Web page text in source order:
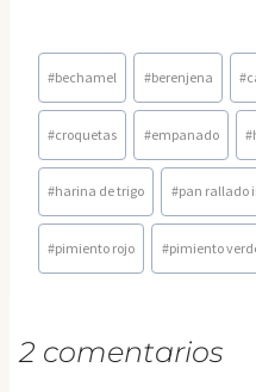
Etiquetas
de
la
entrada:
#bechamel #berenjena #
#croquetas #empanado #
#harina de trigo #pan rallado
#pimiento rojo #pimiento
2 comentarios